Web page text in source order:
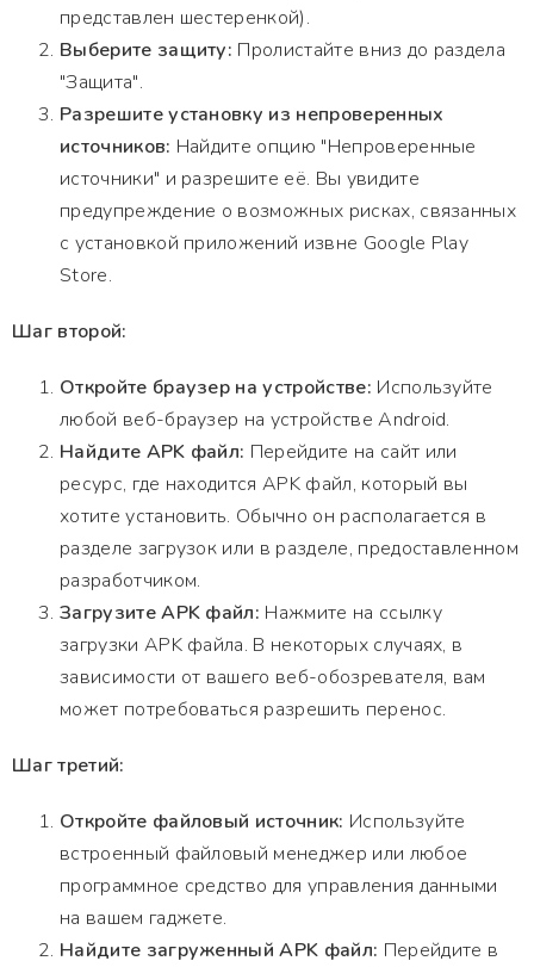
представлен шестеренкой).
Выберите защиту: Пролистайте вниз до раздела
"Защита".
Разрешите установку из непроверенных
источников: Найдите опцию "Непроверенные
источники" и разрешите её. Вы увидите
предупреждение о возможных рисках, связанных
с установкой приложений извне Google Play
Store.
Шаг второй:
Откройте браузер на устройстве: Используйте
любой веб-браузер на устройстве Android.
Найдите APK файл: Перейдите на сайт или
ресурс, где находится APK файл, который вы
хотите установить. Обычно он располагается в
разделе загрузок или в разделе, предоставленном
разработчиком.
Загрузите APK файл: Нажмите на ссылку
загрузки APK файла. В некоторых случаях, в
зависимости от вашего веб-обозревателя, вам
может потребоваться разрешить перенос.
Шаг третий:
Откройте файловый источник: Используйте
встроенный файловый менеджер или любое
программное средство для управления данными
на вашем гаджете.
Найдите загруженный APK файл: Перейдите в